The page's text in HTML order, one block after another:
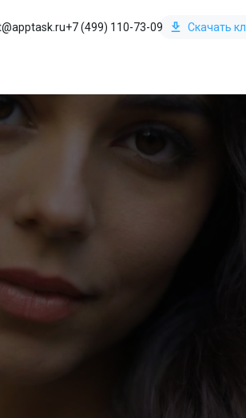
+7 (499) 110-73-09 Скачать